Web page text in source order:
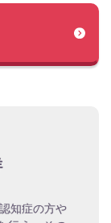
知症の方や